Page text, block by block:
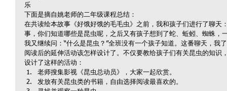
乐
下面是摘自姚老师的二年级课程总结：
在共读绘本故事《好饿好饿的毛毛虫》之前，我和孩子们进行了聊天
事，你们知道哪些是昆虫呢，之后又有孩子想到了蛇、蚯蚓、蜘蛛，
我又继续问：“什么是昆虫？”全班没有一个孩子知道。这番聊天，我
阅读后的延伸活动该怎样设计了。不仅要教给孩子们有关昆虫的知识
设计了这样的活动：
老师搜集影视《昆虫总动员》，大家一起欣赏。
发放有关昆虫类的书籍，自由选择阅读最喜欢的。